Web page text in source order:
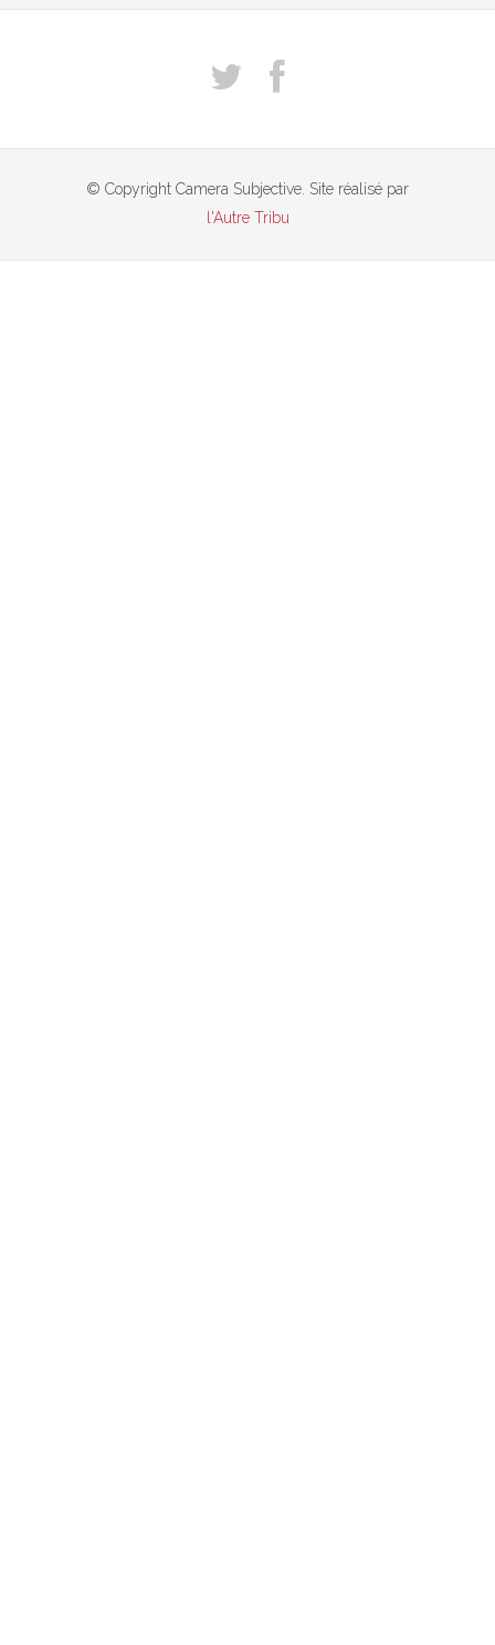
© Copyright Camera Subjective. Site réalisé par
l'Autre Tribu